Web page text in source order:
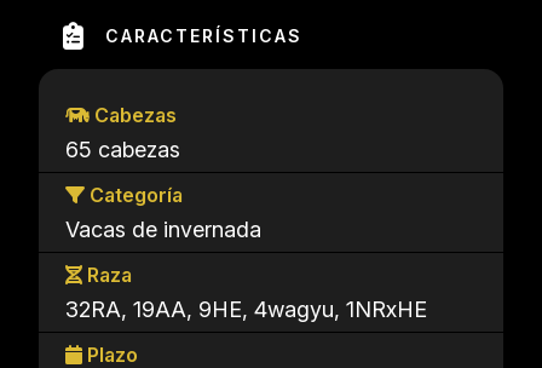
CARACTERÍSTICAS
Cabezas
65 cabezas
Categoría
Vacas de invernada
Raza
32RA, 19AA, 9HE, 4wagyu, 1NRxHE
Plazo